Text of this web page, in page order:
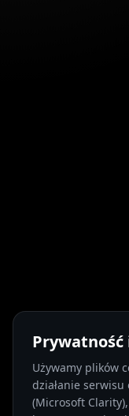
Prywatność
Używamy plików
działanie
(Microsoft